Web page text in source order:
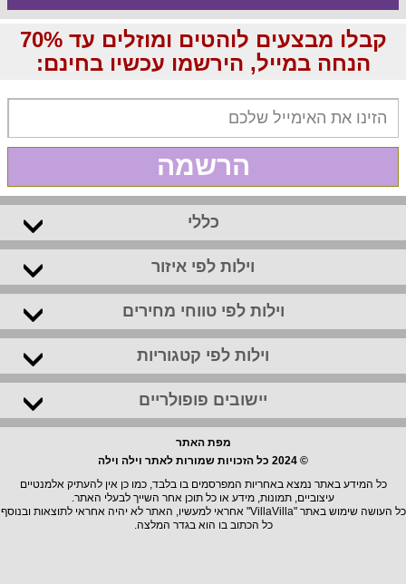
קבלו מבצעים לוהטים ומוזלים עד 70%
הנחה במייל, הירשמו עכשיו בחינם:
הרשמה
כללי
וילות לפי איזור
וילות לפי טווחי מחירים
וילות לפי קטגוריות
יישובים פופולריים
מפת האתר
© 2024 כל הזכויות שמורות לאתר וילה וילה
כל המידע באתר נמצא באחריות המפרסמים בו בלבד, כמו כן אין להעתיק אלמנטיים
עיצוביים, תמונות, מידע או כל תוכן אחר השייך לבעלי האתר.
כל העושה שימוש באתר "VillaVilla" אחראי למעשיו, האתר לא יהיה אחראי לתוצאות ובנוסף
כל הכתוב בו הוא בגדר המלצה.